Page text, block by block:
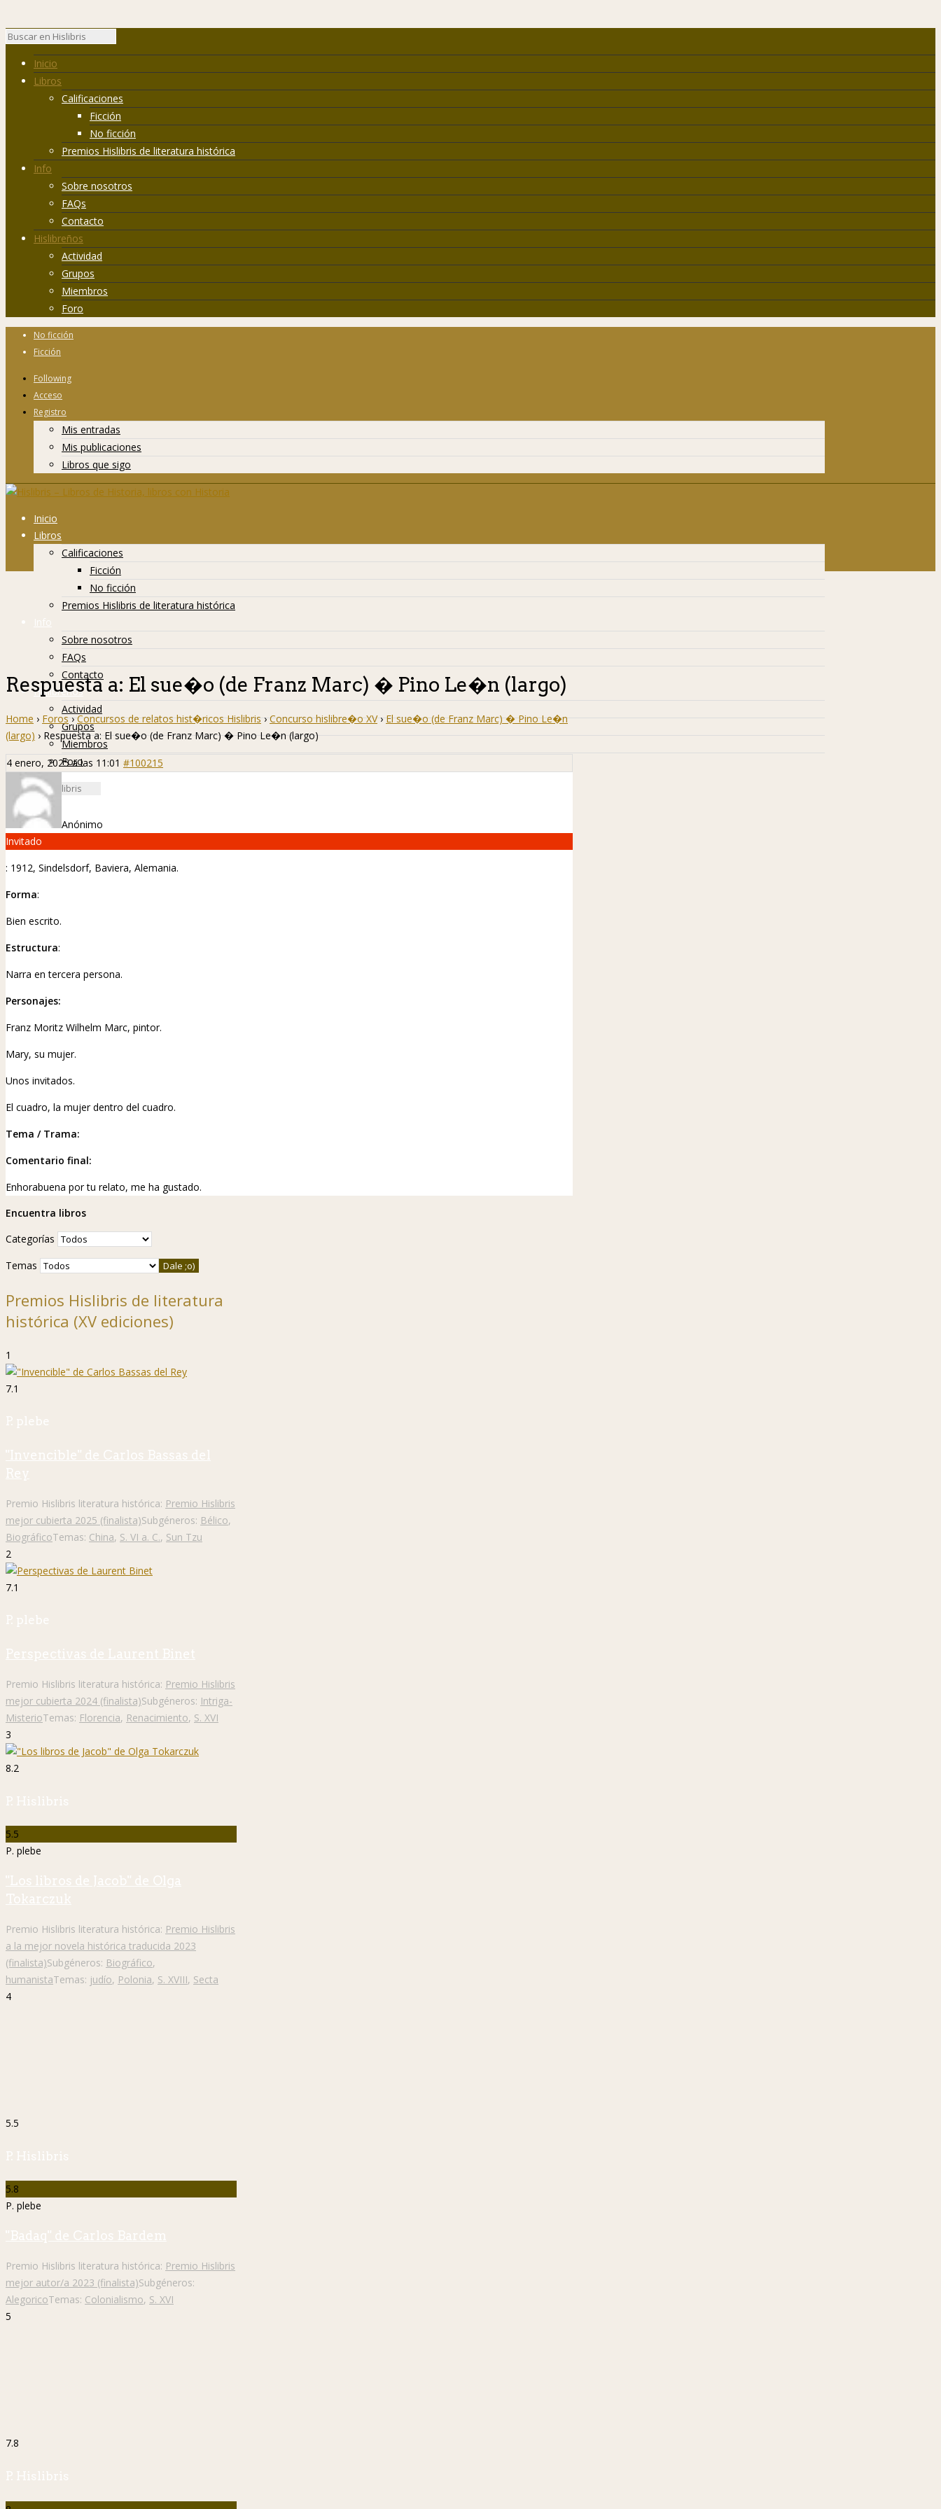
Inicio
Libros
Calificaciones
Ficción
No ficción
Premios Hislibris de literatura histórica
Info
Sobre nosotros
FAQs
Contacto
Hislibreños
Actividad
Grupos
Miembros
Foro
No ficción
Ficción
Following
Acceso
Registro
Mis entradas
Mis publicaciones
Libros que sigo
Inicio
Libros
Calificaciones
Ficción
No ficción
Premios Hislibris de literatura histórica
Info
Sobre nosotros
FAQs
Contacto
Hislibreños
Actividad
Grupos
Miembros
Foro
Respuesta a: El sue�o (de Franz Marc) � Pino Le�n (largo)
Home › Foros › Concursos de relatos hist�ricos Hislibris › Concurso hislibre�o XV › El sue�o (de Franz Marc) � Pino Le�n
(largo) › Respuesta a: El sue�o (de Franz Marc) � Pino Le�n (largo)
4 enero, 2025 a las 11:01 #100215
Anónimo
Invitado
: 1912, Sindelsdorf, Baviera, Alemania.
Forma:
Bien escrito.
Estructura:
Narra en tercera persona.
Personajes:
Franz Moritz Wilhelm Marc, pintor.
Mary, su mujer.
Unos invitados.
El cuadro, la mujer dentro del cuadro.
Tema / Trama:
Comentario final:
Enhorabuena por tu relato, me ha gustado.
Encuentra libros
Categorías
Temas
Premios Hislibris de literatura
histórica (XV ediciones)
1
7.1
P. plebe
"Invencible" de Carlos Bassas del
Rey
Premio Hislibris literatura histórica: Premio Hislibris
mejor cubierta 2025 (finalista)Subgéneros: Bélico,
BiográficoTemas: China, S. VI a. C., Sun Tzu
2
7.1
P. plebe
Perspectivas de Laurent Binet
Premio Hislibris literatura histórica: Premio Hislibris
mejor cubierta 2024 (finalista)Subgéneros: Intriga-
MisterioTemas: Florencia, Renacimiento, S. XVI
3
8.2
P. Hislibris
5.5
P. plebe
"Los libros de Jacob" de Olga
Tokarczuk
Premio Hislibris literatura histórica: Premio Hislibris
a la mejor novela histórica traducida 2023
(finalista)Subgéneros: Biográfico,
humanistaTemas: judío, Polonia, S. XVIII, Secta
4
5.5
P. Hislibris
5.8
P. plebe
"Badaq" de Carlos Bardem
Premio Hislibris literatura histórica: Premio Hislibris
mejor autor/a 2023 (finalista)Subgéneros:
AlegoricoTemas: Colonialismo, S. XVI
5
7.8
P. Hislibris